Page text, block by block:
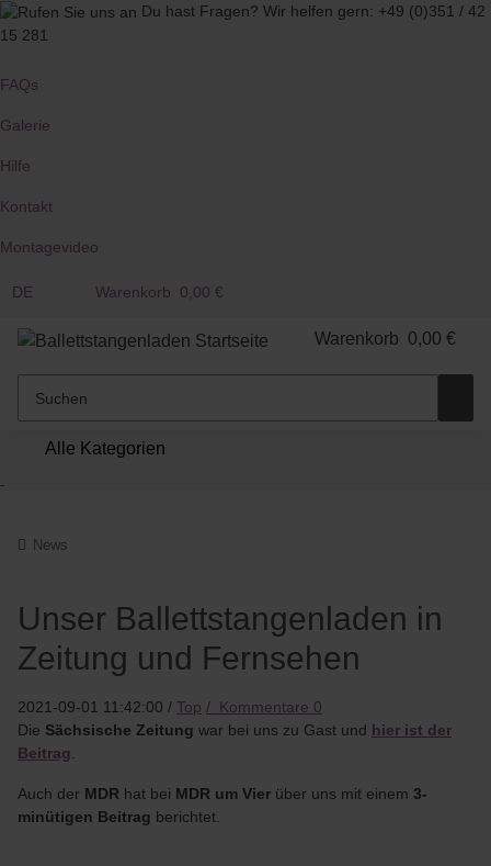
Du hast Fragen? Wir helfen gern: +49 (0)351 / 42
15 281
FAQs
Galerie
Hilfe
Kontakt
Montagevideo
DE Warenkorb 0,00 €
Warenkorb 0,00 €
Alle Kategorien
News
Unser Ballettstangenladen in
Zeitung und Fernsehen
2021-09-01 11:42:00 / Top / Kommentare 0
Die Sächsische Zeitung war bei uns zu Gast und hier ist der
Beitrag.
Auch der MDR hat bei MDR um Vier über uns mit einem 3-
minütigen Beitrag berichtet.